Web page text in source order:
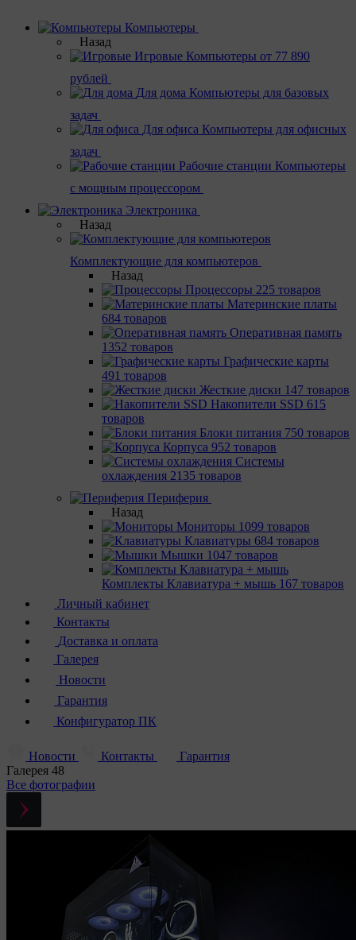
Компьютеры
Назад
Игровые Компьютеры от 77 890
рублей
Для дома Компьютеры для базовых
задач
Для офиса Компьютеры для офисных
задач
Рабочие станции Компьютеры
с мощным процессором
Электроника
Назад
Комплектующие для компьютеров
Назад
Процессоры 225 товаров
Материнcкие платы
684 товаров
Оперативная память
1352 товаров
Графические карты
491 товаров
Жесткие диски 147 товаров
Накопители SSD 615
товаров
Блоки питания 750 товаров
Корпуса 952 товаров
Системы
охлаждения 2135 товаров
Периферия
Назад
Мониторы 1099 товаров
Клавиатуры 684 товаров
Мышки 1047 товаров
Комплекты Клавиатура + мышь 167 товаров
Личный кабинет
Контакты
Доставка и оплата
Галерея
Новости
Гарантия
Конфигуратор ПК
Новости Контакты
Гарантия
Галерея 48
Все фотографии